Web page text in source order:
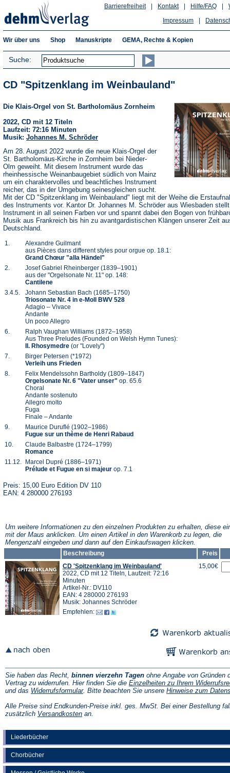
Hilfe/FAQ
Kontakt
Barrierefreiheit
Impressum
Wir über uns Shop Manuskripte GEMA, Rechte & Kopien
Suche:
Liederbücher
Chorbücher
CD "Spitzenklang im Weinbauland"
Die Klais-Orgel von St. Bartholomäus Zornheim
2022, CD mit 12 Titeln
Laufzeit: 72:16 Minuten
Musik: Johannes M. Schröder
Am 28. August 2022 wurde die neue Klais-Orgel der
St. Bartholomäus-Kirche in Zornheim bei Nieder-
Olm geweiht. Mit diesem Instrument wurde das
rheinhessische Weinanbaugebiet südlich von Mainz
um ein charaktervolles und beachtliches Instrument
reicher, das in der Umgebung seinesgleichen sucht.
Mit der CD "Spitzenklang im Weinbauland" liegt mit der Weihe die
des Instruments vor. Kantor Dr. Johannes M. Schröder aus Wiesbaden
Instrument in all seinen Farben vor und spannt dabei den Bogen von
Musik aus Frankreich bis hin zu avantgardistischen Klängen unserer Zeit
Deutschland.
1.
Alexandre Guilmant
aus Pièces dans different styles pour orgue op. 18.1:
Grand Chœur "alla Händel"
2.
Josef Gabriel Rheinberger (1839–1901)
aus der "Orgelsonate Nr. 11" op. 148:
Cantilene
3.4.5.
Johann Sebastian Bach (1685–1750)
Triosonate Nr. 4 in e-Moll BWV 528
Adagio – Vivace
Andante
Un poco Allegro
6.
Ralph Vaughan Williams (1872–1958)
Aus Three Preludes (Founded on Welsh Hymn Tunes):
II. Rhosymedre (or "Lovely")
7.
Birger Petersen (*1972)
Verleih uns Frieden
8.
Felix Mendelssohn Bartholdy (1809–1847)
Orgelsonate Nr. 6 "Vater unser" op. 65.6
Choral
Andante sostenuto
Allegro molto
Fuga
Finale – Andante
9.
Maurice Duruflé (1902–1986)
Fugue sur un thème de Henri Rabaud
10.
Claude Balbastre (1724–1799)
Romance
11.12.
Marcel Dupré (1886–1971)
Prélude et Fugue en si majeur op. 7.1
Preis: 15,00 Euro Edition DV 110
EAN: 4 280000 276193
Um weitere Informationen zu den einzelnen Produkten zu erhalten, diese
mit der Maus anklicken. Um einen Artikel in den Warenkorb zu legen, die
Mengenzahl eingeben und dann auf den Einkaufswagen klicken.
Beschreibung
Preis
CD 'Spitzenklang im Weinbauland'
2022, CD mit 12 Titeln, Laufzeit: 72:16
Minuten
Artikel-Nr.: DV110
EAN: 4 280000 276193
Musik: Johannes Schröder
Empfehlen:
15,00€
Sie haben das Recht, binnen vierzehn Tagen ohne Angabe von Gründen
Vertrag zu widerrufen. Hier finden Sie die Einzelheiten zu Ihrem
und das Widerrufsformular(Öffnet
einem
neuen
. Bitte beachten Sie unsere Hinweise zum
Alle Preise sind Endkunden-Preise inkl. ges. MwSt. Bei einer Bestellung
zusätzlich Versandkosten(Öffnet
an.